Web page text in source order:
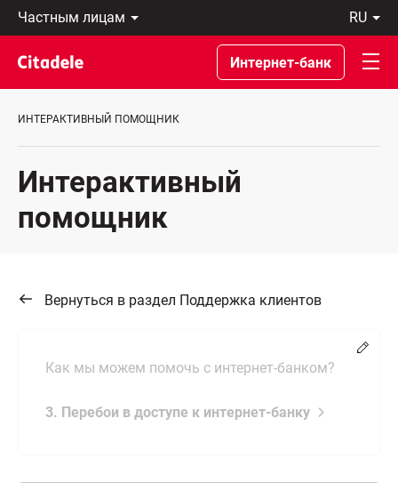
Частным
лицам
Предприятиям
Private
Banking
банке
ru
Latviski
По-
русски
In
Интернет-банк
ИНТЕРАКТИВНЫЙ ПОМОЩНИК
Интерактивный
помощник
Вернуться в раздел Поддержка клиентов
Как мы можем помочь с интернет-банком?
3. Перебои в доступе к интернет-банку